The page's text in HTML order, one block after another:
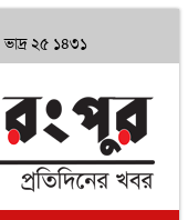
ভাদ্র ২৫ ১৪৩১